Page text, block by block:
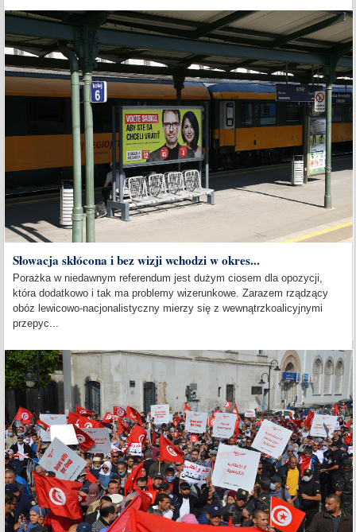
Słowacja skłócona i bez wizji wchodzi w okres...
Porażka w niedawnym referendum jest dużym ciosem dla opozycji,
która dodatkowo i tak ma problemy wizerunkowe. Zarazem rządzący
obóz lewicowo-nacjonalistyczny mierzy się z wewnątrzkoalicyjnymi
przepyc...